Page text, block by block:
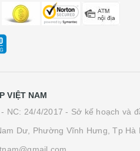
VIỆT NAM
NC: 24/4/2017 - Sở kế hoạch và
Dư, Phường Vĩnh Hưng, Tp Hà